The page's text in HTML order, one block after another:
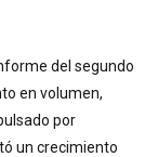
del segundo
en volumen,
por
un crecimiento